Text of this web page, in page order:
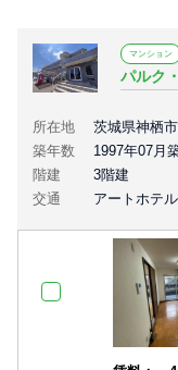
マンション
パルク
所在地
茨城県神栖
築年数
1997年07月
階建
3階建
交通
アートホテ